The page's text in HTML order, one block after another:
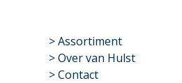
​>Assortiment
> Over van Hulst
> Contact